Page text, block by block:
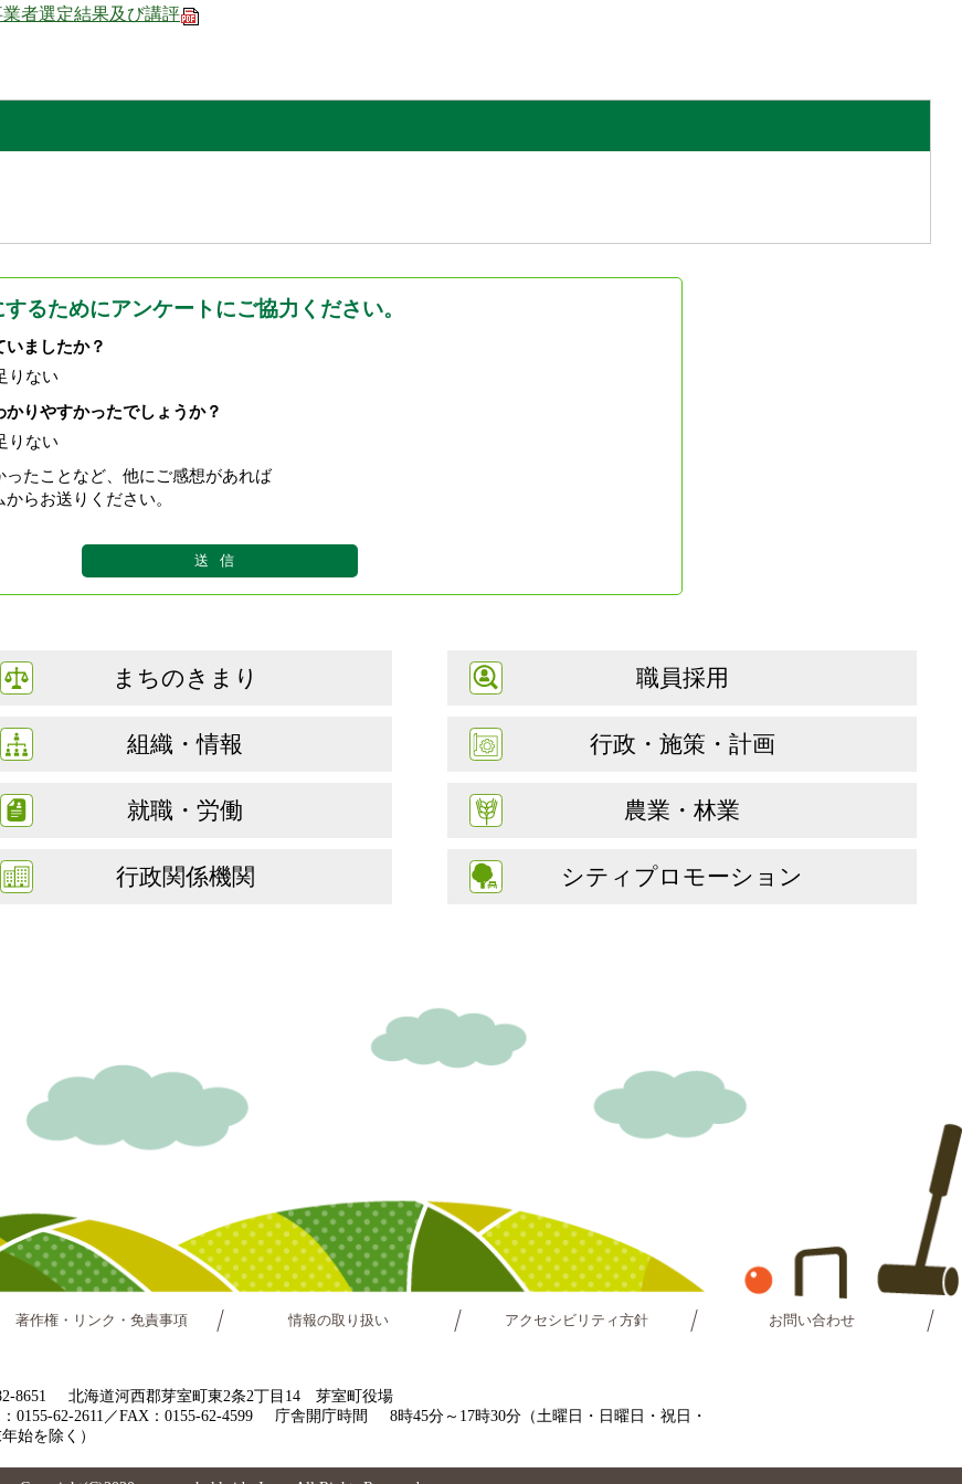
者選定結果及び講評
るためにアンケートにご協力ください。
ましたか？
りない
りやすかったでしょうか？
りない
たことなど、他にご感想があれば
らお送りください。
まちのきまり 職員採用
組織・情報 行政・施策・計画
就職・労働 農業・林業
行政関係機関 シティプロモーション
著作権・リンク・免責事項 情報の取り扱い アクセシビリティ方針 お問い合わせ
8651
北海道河西郡芽室町東2条2丁目14 芽室町役場
0155-62-2611／FAX：0155-62-4599
庁舎開庁時間
8時45分～17時30分（土曜日・日曜日・祝日・
始を除く）